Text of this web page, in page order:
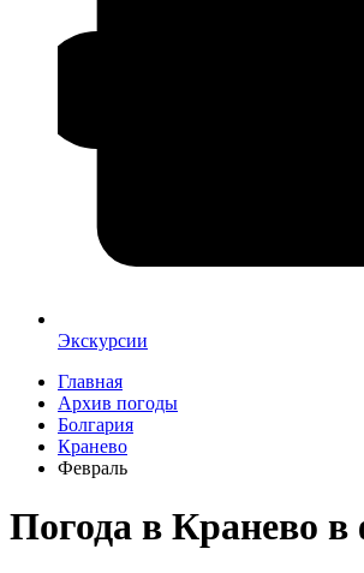
Экскурсии
Главная
Архив погоды
Болгария
Кранево
Февраль
Погода в Кранево в